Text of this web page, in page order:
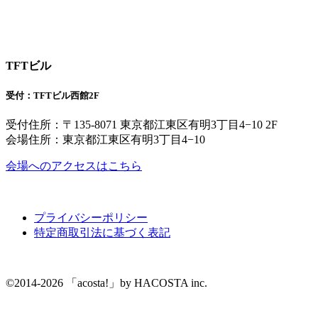
TFTビル
受付：TFTビル西館2F
受付住所：〒135-8071 東京都江東区有明3丁目4−10 2F
会場住所：東京都江東区有明3丁目4−10
会場へのアクセスはこちら
プライバシーポリシー
特定商取引法に基づく表記
©2014-2026 「acosta!」by HACOSTA inc.